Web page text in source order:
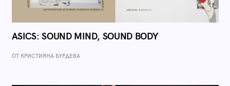
ASICS: SOUND MIND, SOUND BODY
ОТ КРИСТИЯНА БУРДЕВА